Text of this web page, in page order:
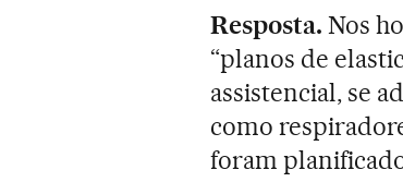
Resposta. Nos
“planos de
assistencial, se
como
foram